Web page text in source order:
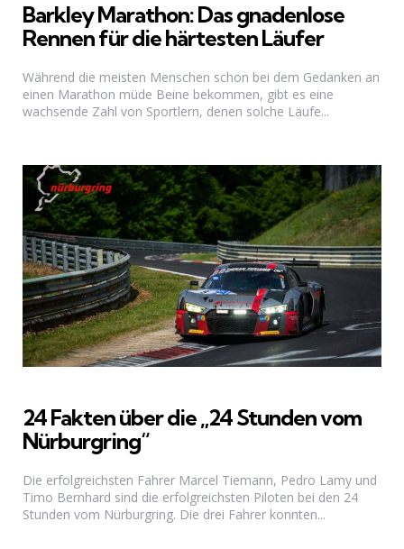
Barkley Marathon: Das gnadenlose
Rennen für die härtesten Läufer
Während die meisten Menschen schon bei dem Gedanken an
einen Marathon müde Beine bekommen, gibt es eine
wachsende Zahl von Sportlern, denen solche Läufe...
24 Fakten über die „24 Stunden vom
Nürburgring“
Die erfolgreichsten Fahrer Marcel Tiemann, Pedro Lamy und
Timo Bernhard sind die erfolgreichsten Piloten bei den 24
Stunden vom Nürburgring. Die drei Fahrer konnten...